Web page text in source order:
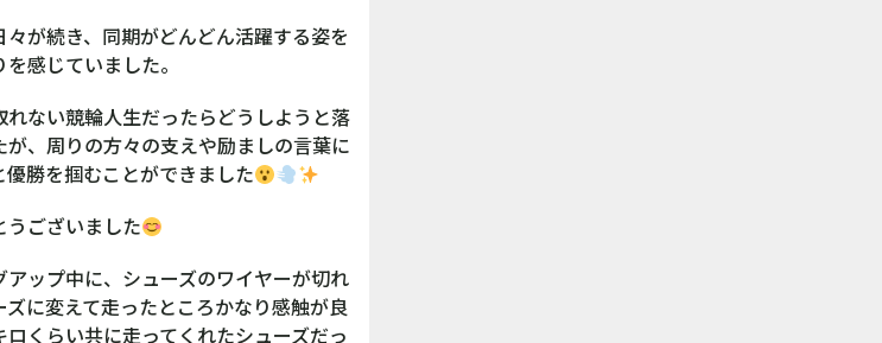
が続き、同期がどんどん活躍する姿を
感じていました。
ない競輪人生だったらどうしようと落
が、周りの方々の支えや励ましの言葉に
勝を掴むことができました
ございました
ップ中に、シューズのワイヤーが切れ
に変えて走ったところかなり感触が良
くらい共に走ってくれたシューズだっ